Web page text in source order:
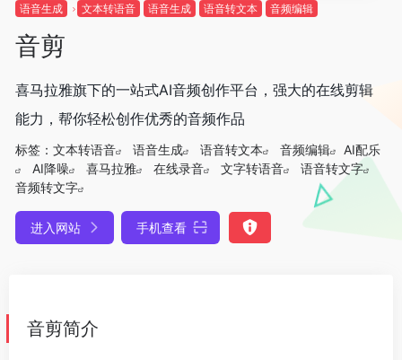
语音生成 文本转语音 语音生成 语音转文本 音频编辑
音剪
喜马拉雅旗下的一站式AI音频创作平台，强大的在线剪辑
能力，帮你轻松创作优秀的音频作品
标签： 文本转语音 语音生成 语音转文本 音频编辑
AI配乐
AI降噪
喜马拉雅 在线录音 文字转语音
语音转文字
音频转文字
进入网站 手机查看
音剪简介